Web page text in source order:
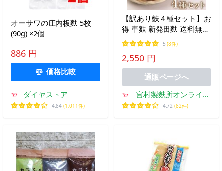
オーサワの庄内板麩 5枚
(90g) ×2個
886 円
価格比較
ダイヤストア
4.84 (1,011件)
【訳あり麩４種セット】お
得 車麩 新発田麩 送料無料
こわれ 食品 無添加 訳アリ
新潟 お試し
5 (8件)
2,550 円
通販ページへ
宮村製麩所オンライン
ショップ
4.72 (82件)